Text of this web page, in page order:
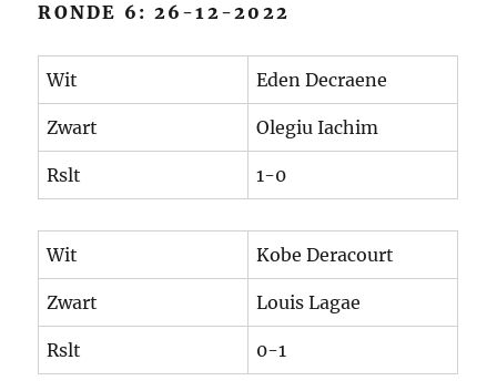
RONDE 6: 26-12-2022
Wit Eden Decraene
Zwart Olegiu Iachim
Rslt 1-0
Wit Kobe Deracourt
Zwart Louis Lagae
Rslt 0-1